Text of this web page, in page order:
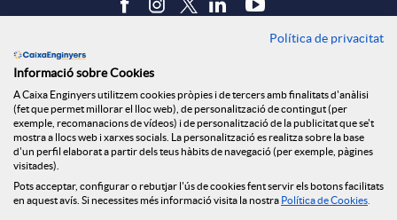
S
o
c
c
i
o
a
l
a
Política de cookies
Avís legal
Seguretat Online
Canal denúncies
Política de privacitat
Informació sobre Cookies
A Caixa Enginyers utilitzem cookies pròpies i de tercers amb finalitats d'anàlisi
(fet que permet millorar el lloc web), de personalització de contingut (per
exemple, recomanacions de vídeos) i de personalització de la publicitat que se't
mostra a llocs web i xarxes socials. La personalització es realitza sobre la base
d'un perfil elaborat a partir dels teus hàbits de navegació (per exemple, pàgines
visitades).
Pots acceptar, configurar o rebutjar l'ús de cookies fent servir els botons facilitats
en aquest avís. Si necessites més informació visita la nostra Política de Cookies